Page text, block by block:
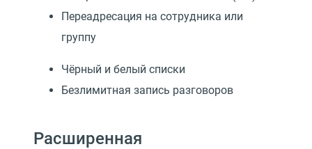
Переадресация на сотрудника или
группу
Чёрный и белый списки
Безлимитная запись разговоров
Расширенная